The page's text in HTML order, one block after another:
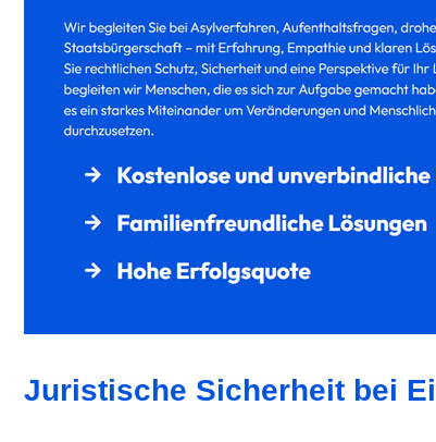
Juristische Sicherheit bei